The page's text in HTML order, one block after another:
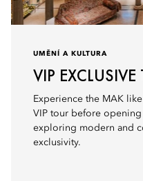
UMĚNÍ A KULTURA
VIP
Experience the MAK
VIP tour before
exploring modern and
exclusivity.